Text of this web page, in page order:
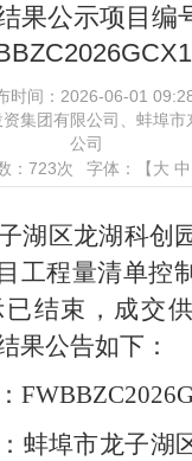
果公示项目编
时间： 2026-06-01
集团有限公司、蚌埠市
公司
： 723次 字体：【大 中
湖区龙湖科创
工程量清单控
结束，成交
果公告如下：
蚌埠市龙子湖